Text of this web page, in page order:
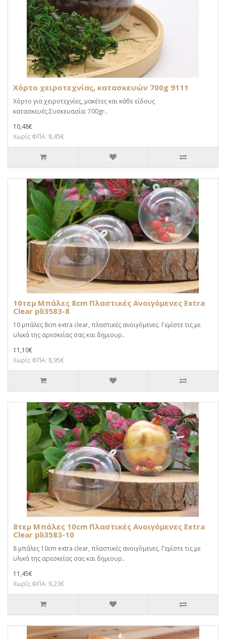
Χόρτο χειροτεχνίας, κατασκευών 700g 9111
Χόρτο για χειροτεχνίες, μακέτες και κάθε είδους
κατασκευές.Συσκευασία: 700gr..
10,48€
Χωρίς ΦΠΑ: 8,45€
10τεμ Μπάλες 8cm Πλαστικές Ανοιγόμενες Extra
Clear pli3583-8
10 μπάλες 8cm extra clear, πλαστικές ανοιγόμενες. Γεμίστε τις με
υλικά της αρεσκείας σας και δημιουρ..
11,10€
Χωρίς ΦΠΑ: 8,95€
8τεμ Μπάλες 10cm Πλαστικές Ανοιγόμενες Extra
Clear pli3583-10
8 μπάλες 10cm extra clear, πλαστικές ανοιγόμενες. Γεμίστε τις με
υλικά της αρεσκείας σας και δημιουρ..
11,45€
Χωρίς ΦΠΑ: 9,23€